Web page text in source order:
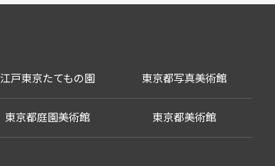
江戸東京たてもの園 東京都写真美術館
東京都庭園美術館 東京都美術館